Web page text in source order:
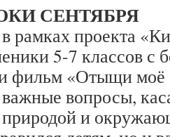
СЕНТЯБРЯ
в рамках проекта
5-7 классов с
фильм «Отыщи моё
вопросы,
природой и